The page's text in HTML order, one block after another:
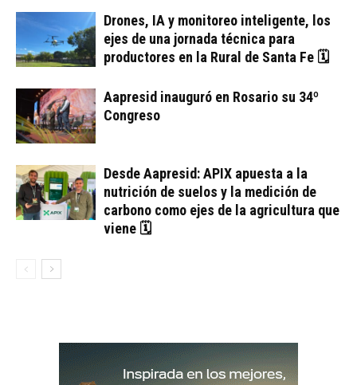
Drones, IA y monitoreo inteligente, los
ejes de una jornada técnica para
productores en la Rural de Santa Fe 🗓
Aapresid inauguró en Rosario su 34º
Congreso
Desde Aapresid: APIX apuesta a la
nutrición de suelos y la medición de
carbono como ejes de la agricultura que
viene 🗓